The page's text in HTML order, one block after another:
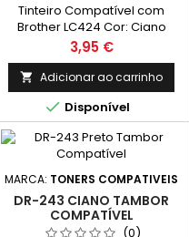
Tinteiro Compatível com
Brother LC424 Cor: Ciano
Rendimento Médio: 750
Páginas* *Rendimento médio
de páginas: (Média com base
na norma ISO/IEC 24711 e
impressão contínua. O
rendimento real varia
consideravelmente com base
no conteúdo das páginas
impressas e noutros
factores.)
Preço
3,95 €
 Adicionar ao carrinho
 Disponível
MARCA: TONERS COMPATIVEIS
DR-243 CIANO TAMBOR
COMPATÍVEL
(0)